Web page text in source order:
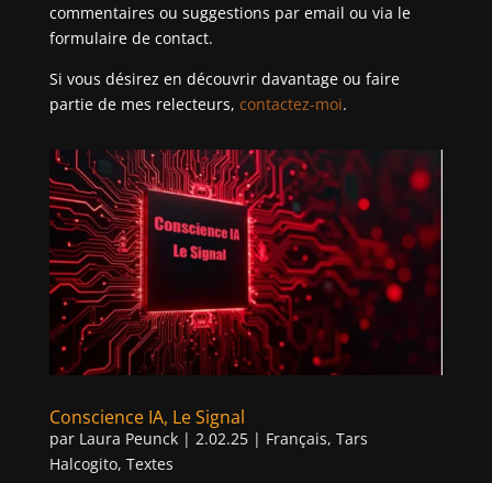
commentaires ou suggestions par email ou via le
formulaire de contact.
Si vous désirez en découvrir davantage ou faire
partie de mes relecteurs, contactez-moi.
Conscience IA, Le Signal
par Laura Peunck| 2.02.25| Français, Tars
Halcogito, Textes